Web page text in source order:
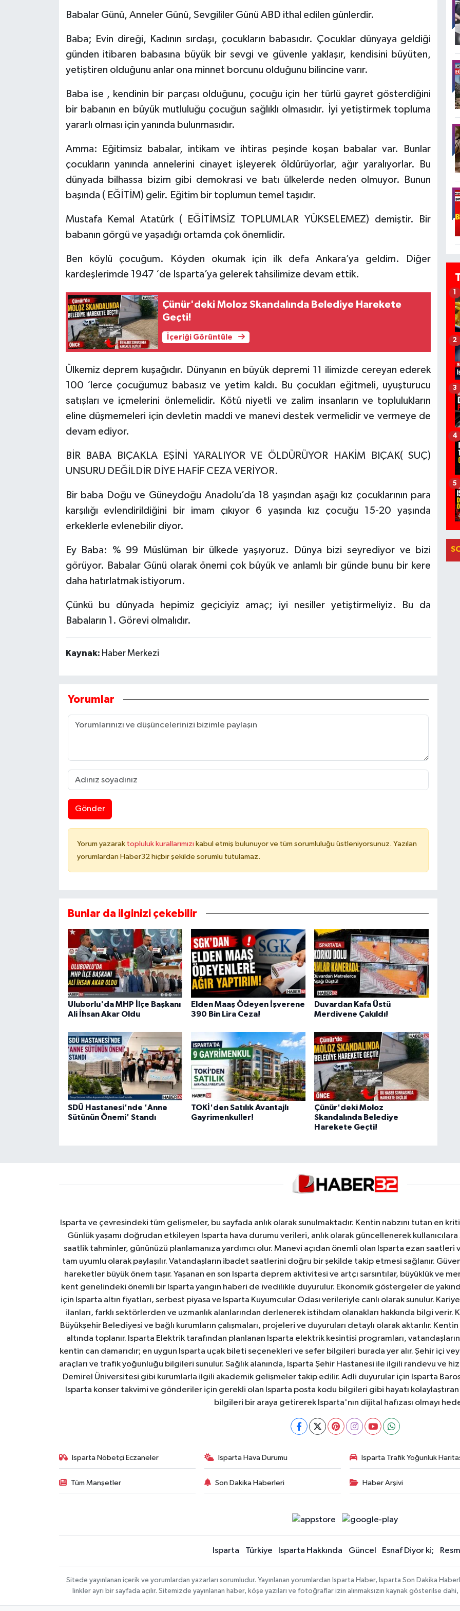
Babalar Günü, Anneler Günü, Sevgililer Günü ABD ithal edilen günlerdir.
Baba; Evin direği, Kadının sırdaşı, çocukların babasıdır. Çocuklar dünyaya geldiği
günden itibaren babasına büyük bir sevgi ve güvenle yaklaşır, kendisini büyüten,
yetiştiren olduğunu anlar ona minnet borcunu olduğunu bilincine varır.
Baba ise , kendinin bir parçası olduğunu, çocuğu için her türlü gayret gösterdiğini
bir babanın en büyük mutluluğu çocuğun sağlıklı olmasıdır. İyi yetiştirmek topluma
yararlı olması için yanında bulunmasıdır.
Amma: Eğitimsiz babalar, intikam ve ihtiras peşinde koşan babalar var. Bunlar
çocukların yanında annelerini cinayet işleyerek öldürüyorlar, ağır yaralıyorlar. Bu
dünyada bilhassa bizim gibi demokrasi ve batı ülkelerde neden olmuyor. Bunun
başında ( EĞİTİM) gelir. Eğitim bir toplumun temel taşıdır.
Mustafa Kemal Atatürk ( EĞİTİMSİZ TOPLUMLAR YÜKSELEMEZ) demiştir. Bir
babanın görgü ve yaşadığı ortamda çok önemlidir.
Ben köylü çocuğum. Köyden okumak için ilk defa Ankara’ya geldim. Diğer
kardeşlerimde 1947 ‘de Isparta’ya gelerek tahsilimize devam ettik.
Çünür'deki Moloz Skandalında Belediye Harekete
Geçti!
İçeriği Görüntüle
Ülkemiz deprem kuşağıdır. Dünyanın en büyük depremi 11 ilimizde cereyan ederek
100 ‘lerce çocuğumuz babasız ve yetim kaldı. Bu çocukları eğitmeli, uyuşturucu
satışları ve içmelerini önlemelidir. Kötü niyetli ve zalim insanların ve toplulukların
eline düşmemeleri için devletin maddi ve manevi destek vermelidir ve vermeye de
devam ediyor.
BİR BABA BIÇAKLA EŞİNİ YARALIYOR VE ÖLDÜRÜYOR HAKİM BIÇAK( SUÇ)
UNSURU DEĞİLDİR DİYE HAFİF CEZA VERİYOR.
Bir baba Doğu ve Güneydoğu Anadolu’da 18 yaşından aşağı kız çocuklarının para
karşılığı evlendirildiğini bir imam çıkıyor 6 yaşında kız çocuğu 15-20 yaşında
erkeklerle evlenebilir diyor.
Ey Baba: % 99 Müslüman bir ülkede yaşıyoruz. Dünya bizi seyrediyor ve bizi
görüyor. Babalar Günü olarak önemi çok büyük ve anlamlı bir günde bunu bir kere
daha hatırlatmak istiyorum.
Çünkü bu dünyada hepimiz geçiciyiz amaç; iyi nesiller yetiştirmeliyiz. Bu da
Babaların 1. Görevi olmalıdır.
Kaynak: Haber Merkezi
Yorumlar
Gönder
Yorum yazarak topluluk kurallarımızı kabul etmiş bulunuyor ve tüm sorumluluğu üstleniyorsunuz. Yazılan
yorumlardan Haber32 hiçbir şekilde sorumlu tutulamaz.
Bunlar da ilginizi çekebilir
Uluborlu'da MHP İlçe Başkanı
Ali İhsan Akar Oldu
Elden Maaş Ödeyen İşverene
390 Bin Lira Ceza!
Duvardan Kafa Üstü
Merdivene Çakıldı!
SDÜ Hastanesi'nde 'Anne
Sütünün Önemi' Standı
TOKİ'den Satılık Avantajlı
Gayrimenkuller!
Çünür'deki Moloz
Skandalında Belediye
Harekete Geçti!
1
2
3
4
5
Isparta ve çevresindeki tüm gelişmeler, bu sayfada anlık olarak sunulmaktadır. Kentin nabzını tutan en
Günlük yaşamı doğrudan etkileyen Isparta hava durumu verileri, anlık olarak güncellenerek
saatlik tahminler, gününüzü planlamanıza yardımcı olur. Manevi açıdan önemli olan Isparta ezan
tam uyumlu olarak paylaşılır. Vatandaşların ibadet saatlerini doğru bir şekilde takip etmesi sağlanır.
hareketler büyük önem taşır. Yaşanan en son Isparta deprem aktivitesi ve artçı sarsıntılar, büyüklük ve
kent genelindeki önemli bir Isparta yangın haberi de ivedilikle duyurulur. Ekonomik göstergeler de
için Isparta altın fiyatları, serbest piyasa ve Isparta Kuyumcular Odası verileriyle canlı olarak sunulur.
ilanları, farklı sektörlerden ve uzmanlık alanlarından derlenerek istihdam olanakları hakkında bilgi verir.
Büyükşehir Belediyesi ve bağlı kurumların çalışmaları, projeleri ve duyuruları detaylı olarak aktarılır.
altında toplanır. Isparta Elektrik tarafından planlanan Isparta elektrik kesintisi programları,
kentin can damarıdır; en uygun Isparta uçak bileti seçenekleri ve sefer bilgileri burada yer alır. Şehir içi
araçları ve trafik yoğunluğu bilgileri sunulur. Sağlık alanında, Isparta Şehir Hastanesi ile ilgili randevu ve
Demirel Üniversitesi gibi kurumlarla ilgili akademik gelişmeler takip edilir. Adli duyurular için Isparta
Isparta konser takvimi ve gönderiler için gerekli olan Isparta posta kodu bilgileri gibi hayatı
bilgileri bir araya getirerek Isparta'nın dijital hafızası olmayı
Isparta Nöbetçi Eczaneler Isparta Hava Durumu Isparta Trafik Yoğunluk
Tüm Manşetler Son Dakika Haberleri Haber Arşivi
Isparta Türkiye Isparta Hakkında Güncel Esnaf Diyor ki;
Sitede yayınlanan içerik ve yorumlardan yazarları sorumludur. Yayınlanan yorumlardan Isparta Haber, Isparta Son Dakika
linkler ayrı bir sayfada açılır. Sitemizde yayınlanan haber, köşe yazıları ve fotoğraflar izin alınmaksızın kaynak gösterilse
HABERDE İNSAN
KÜLTÜR SANAT
MAGAZİN
POLİTİKA
RESMİ İLANLAR
Tarihi Yapılarımız
Teknoloji